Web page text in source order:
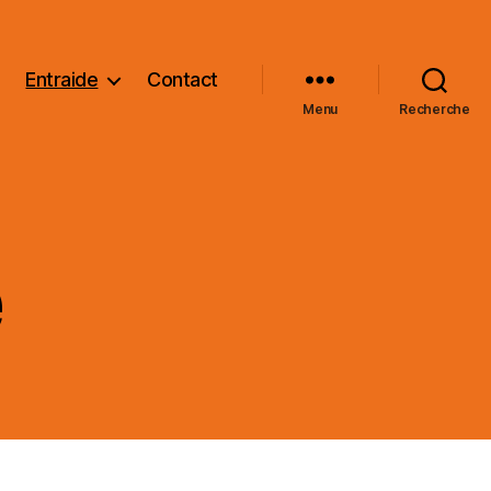
Entraide Contact
Menu Recherche